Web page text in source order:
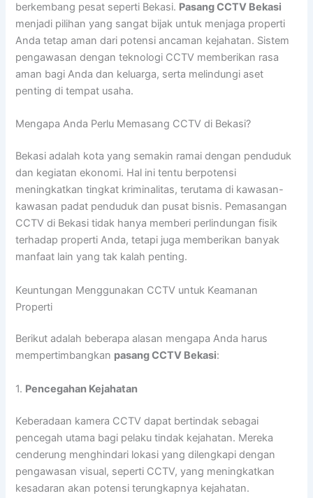
berkembang pesat seperti Bekasi. Pasang CCTV Bekasi
menjadi pilihan yang sangat bijak untuk menjaga properti
Anda tetap aman dari potensi ancaman kejahatan. Sistem
pengawasan dengan teknologi CCTV memberikan rasa
aman bagi Anda dan keluarga, serta melindungi aset
penting di tempat usaha.
Mengapa Anda Perlu Memasang CCTV di Bekasi?
Bekasi adalah kota yang semakin ramai dengan penduduk
dan kegiatan ekonomi. Hal ini tentu berpotensi
meningkatkan tingkat kriminalitas, terutama di kawasan-
kawasan padat penduduk dan pusat bisnis. Pemasangan
CCTV di Bekasi tidak hanya memberi perlindungan fisik
terhadap properti Anda, tetapi juga memberikan banyak
manfaat lain yang tak kalah penting.
Keuntungan Menggunakan CCTV untuk Keamanan
Properti
Berikut adalah beberapa alasan mengapa Anda harus
mempertimbangkan pasang CCTV Bekasi:
1. Pencegahan Kejahatan
Keberadaan kamera CCTV dapat bertindak sebagai
pencegah utama bagi pelaku tindak kejahatan. Mereka
cenderung menghindari lokasi yang dilengkapi dengan
pengawasan visual, seperti CCTV, yang meningkatkan
kesadaran akan potensi terungkapnya kejahatan.